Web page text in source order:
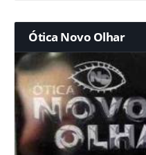
Ótica Novo Olhar